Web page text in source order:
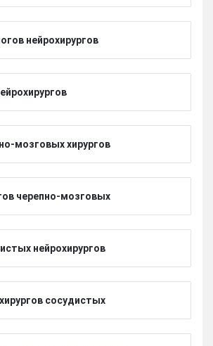
нейрохирургов
мозговых хирургов
черепно-мозговых
нейрохирургов
сосудистых